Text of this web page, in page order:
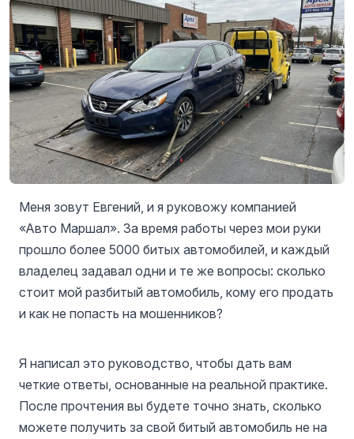
Меня зовут Евгений, и я руковожу компанией
«Авто Маршал». За время работы через мои руки
прошло более 5000 битых автомобилей, и каждый
владелец задавал одни и те же вопросы: сколько
стоит мой разбитый автомобиль, кому его продать
и как не попасть на мошенников?
Я написал это руководство, чтобы дать вам
четкие ответы, основанные на реальной практике.
После прочтения вы будете точно знать, сколько
можете получить за свой битый автомобиль не на